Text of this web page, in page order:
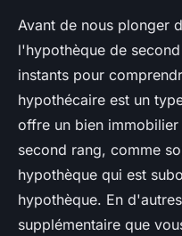
Avant de nous plonger
l'hypothèque de
instants pour
hypothécaire est un
offre un bien
second rang, comme
hypothèque qui est
hypothèque. En
supplémentaire que